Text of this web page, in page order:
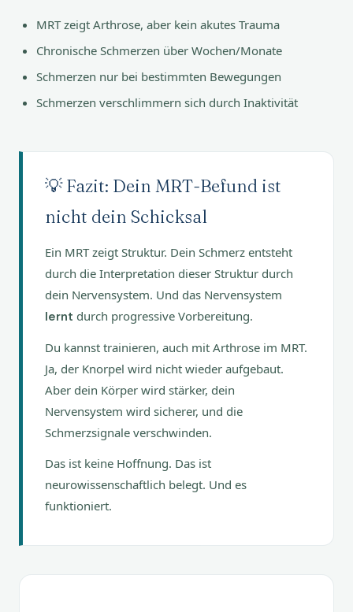
MRT zeigt Arthrose, aber kein akutes Trauma
Chronische Schmerzen über Wochen/Monate
Schmerzen nur bei bestimmten Bewegungen
Schmerzen verschlimmern sich durch Inaktivität
💡 Fazit: Dein MRT-Befund ist
nicht dein Schicksal
Ein MRT zeigt Struktur. Dein Schmerz entsteht
durch die Interpretation dieser Struktur durch
dein Nervensystem. Und das Nervensystem
lernt durch progressive Vorbereitung.
Du kannst trainieren, auch mit Arthrose im MRT.
Ja, der Knorpel wird nicht wieder aufgebaut.
Aber dein Körper wird stärker, dein
Nervensystem wird sicherer, und die
Schmerzsignale verschwinden.
Das ist keine Hoffnung. Das ist
neurowissenschaftlich belegt. Und es
funktioniert.